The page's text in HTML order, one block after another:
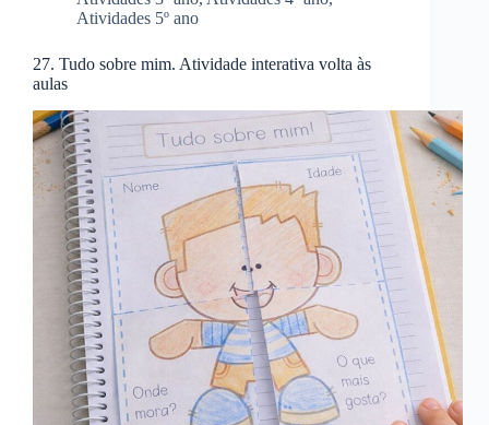
Atividades 5º ano
27. Tudo sobre mim. Atividade interativa volta às
aulas